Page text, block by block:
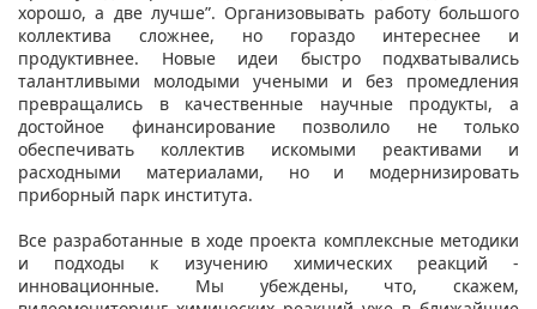
хорошо, а две лучше”. Организовывать работу большого
коллектива сложнее, но гораздо интереснее и
продуктивнее. Новые идеи быстро подхватывались
талантливыми молодыми учеными и без промедления
превращались в качественные научные продукты, а
достойное финансирование позволило не только
обеспечивать коллектив искомыми реактивами и
расходными материалами, но и модернизировать
приборный парк института.
Все разработанные в ходе проекта комплексные методики
и подходы к изучению химических реакций -
инновационные. Мы убеждены, что, скажем,